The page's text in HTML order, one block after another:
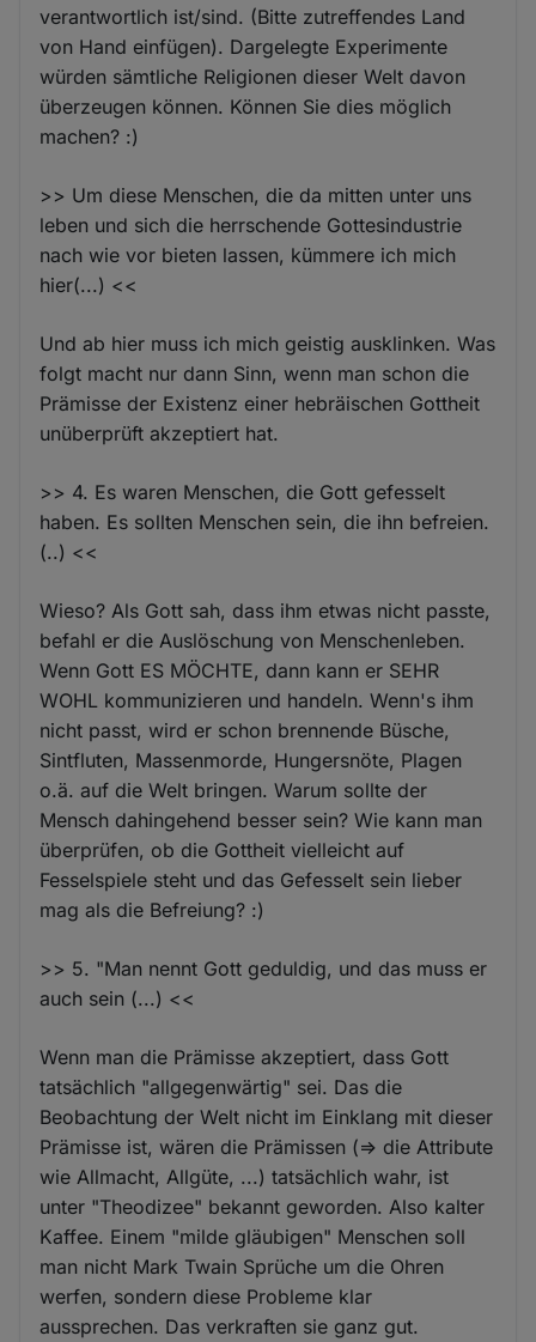
verantwortlich ist/sind. (Bitte zutreffendes Land
von Hand einfügen). Dargelegte Experimente
würden sämtliche Religionen dieser Welt davon
überzeugen können. Können Sie dies möglich
machen? :)
>> Um diese Menschen, die da mitten unter uns
leben und sich die herrschende Gottesindustrie
nach wie vor bieten lassen, kümmere ich mich
hier(...) <<
Und ab hier muss ich mich geistig ausklinken. Was
folgt macht nur dann Sinn, wenn man schon die
Prämisse der Existenz einer hebräischen Gottheit
unüberprüft akzeptiert hat.
>> 4. Es waren Menschen, die Gott gefesselt
haben. Es sollten Menschen sein, die ihn befreien.
(..) <<
Wieso? Als Gott sah, dass ihm etwas nicht passte,
befahl er die Auslöschung von Menschenleben.
Wenn Gott ES MÖCHTE, dann kann er SEHR
WOHL kommunizieren und handeln. Wenn's ihm
nicht passt, wird er schon brennende Büsche,
Sintfluten, Massenmorde, Hungersnöte, Plagen
o.ä. auf die Welt bringen. Warum sollte der
Mensch dahingehend besser sein? Wie kann man
überprüfen, ob die Gottheit vielleicht auf
Fesselspiele steht und das Gefesselt sein lieber
mag als die Befreiung? :)
>> 5. "Man nennt Gott geduldig, und das muss er
auch sein (...) <<
Wenn man die Prämisse akzeptiert, dass Gott
tatsächlich "allgegenwärtig" sei. Das die
Beobachtung der Welt nicht im Einklang mit dieser
Prämisse ist, wären die Prämissen (=> die Attribute
wie Allmacht, Allgüte, ...) tatsächlich wahr, ist
unter "Theodizee" bekannt geworden. Also kalter
Kaffee. Einem "milde gläubigen" Menschen soll
man nicht Mark Twain Sprüche um die Ohren
werfen, sondern diese Probleme klar
aussprechen. Das verkraften sie ganz gut.